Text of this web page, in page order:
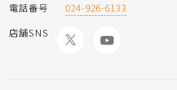
電話番号
024-926-6133
店舗SNS